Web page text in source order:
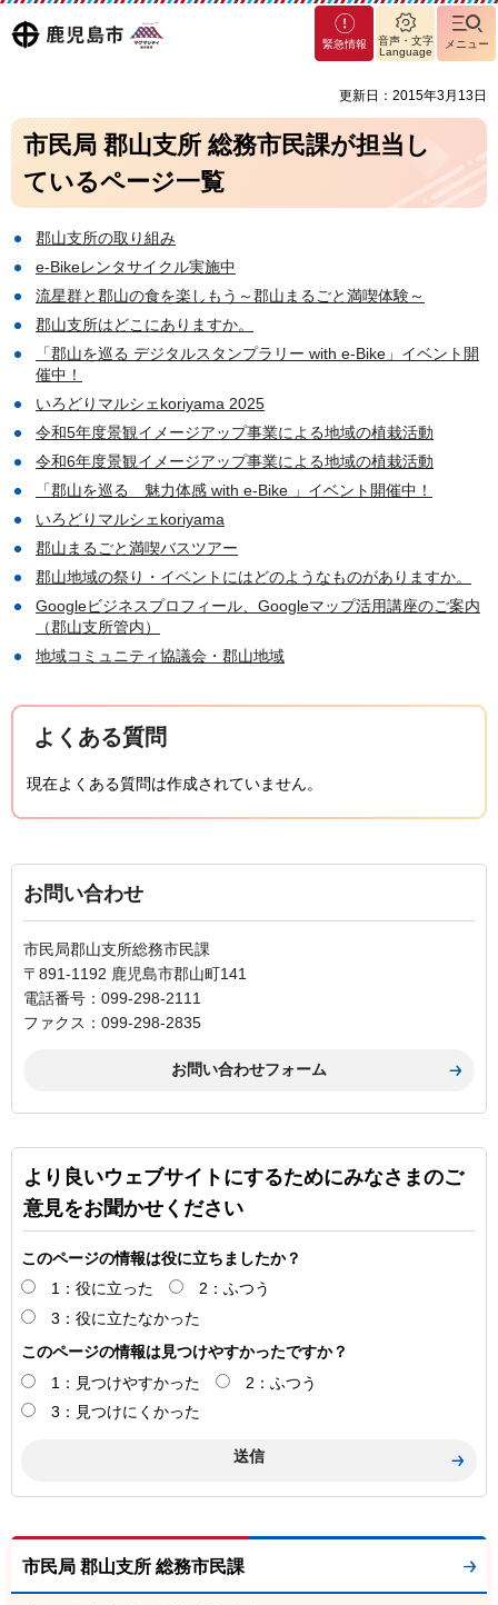
鹿児島
マグ
マシ
緊急情報
音声・文字
Language
メニュー
更新日：2015年3月13日
市民局 郡山支所 総務市民課が担当し
ているページ一覧
郡山支所の取り組み
e-Bikeレンタサイクル実施中
流星群と郡山の食を楽しもう～郡山まるごと満喫体験～
郡山支所はどこにありますか。
「郡山を巡る デジタルスタンプラリー with e-Bike」イベント開
催中！
いろどりマルシェkoriyama 2025
令和5年度景観イメージアップ事業による地域の植栽活動
令和6年度景観イメージアップ事業による地域の植栽活動
「郡山を巡る 魅力体感 with e-Bike 」イベント開催中！
いろどりマルシェkoriyama
郡山まるごと満喫バスツアー
郡山地域の祭り・イベントにはどのようなものがありますか。
Googleビジネスプロフィール、Googleマップ活用講座のご案内
（郡山支所管内）
地域コミュニティ協議会・郡山地域
よくある質問
現在よくある質問は作成されていません。
お問い合わせ
市民局郡山支所総務市民課
〒891-1192 鹿児島市郡山町141
電話番号：099-298-2111
ファクス：099-298-2835
より良いウェブサイトにするためにみなさまのご
意見をお聞かせください
このページの情報は役に立ちましたか？
1：役に立った
2：ふつう
3：役に立たなかった
このページの情報は見つけやすかったですか？
1：見つけやすかった
2：ふつう
3：見つけにくかった
市民局 郡山支所 総務市民課